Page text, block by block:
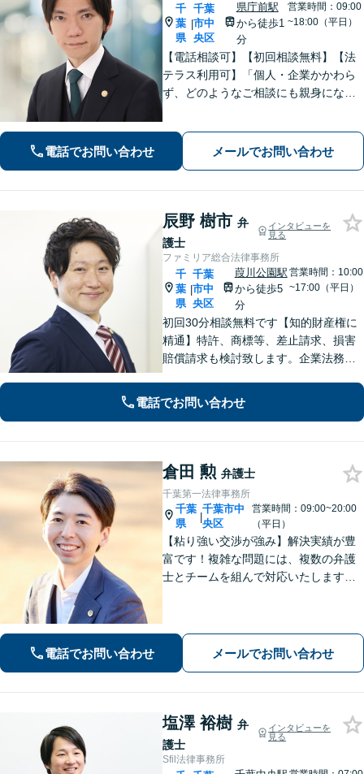
千
葉
県
|
千葉
市中
央区
県庁前駅
から徒歩1
分
営業時間：09:00
~18:00（平日）
【電話相談可】【初回相談無料】【法
テラス利用可】「個人・企業かかわら
ず、どのようなご相談にも親身になっ
幅広くサポート。【夜間・休日面談
可】【完全個室】【本千葉駅徒歩３
電話でお問い合わせ メールでお問い合わせ
辰野 樹市 弁
護士
インタビューを
見る
ファミリア総合法律事務所
千
葉
県
|
千葉
市中
央区
葭川公園駅
から徒歩5
分
営業時間：10:00
~17:00（平日）
初回30分相談無料です【知的財産権に
精通】特許、商標等、差止請求、損害
賠償請求も検討致します。企業法務・
動産など分野の区別なく、複雑・特殊
な事案でも全力で対応します。千葉県
電話でお問い合わせ
倉田 勲 弁護士
千葉第一法律事務所
千葉
県
|
千葉市中
央区
営業時間：09:00~20:00
（平日）
【粘り強い交渉が強み】解決実績が豊
富です！複雑な問題には、複数の弁護
士とチームを組んで対応いたします。
電話でお問い合わせ メールでお問い合わせ
塩澤 裕樹 弁
護士
インタビューを
見る
Sfil法律事務所